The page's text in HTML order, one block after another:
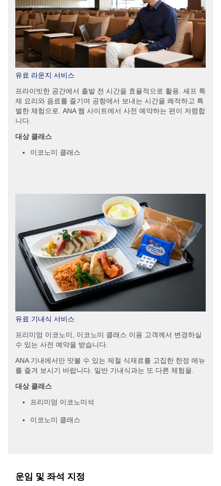
유료 라운지 서비스
프라이빗한 공간에서 출발 전 시간을 효율적으로 활용. 셰프 특
제 요리와 음료를 즐기며 공항에서 보내는 시간을 쾌적하고 특
별한 체험으로. ANA 웹 사이트에서 사전 예약하는 편이 저렴합
니다.
대상 클래스
이코노미 클래스
유료 기내식 서비스
프리미엄 이코노미, 이코노미 클래스 이용 고객께서 변경하실
수 있는 사전 예약을 받습니다.
ANA 기내에서만 맛볼 수 있는 제철 식재료를 고집한 한정 메뉴
를 즐겨 보시기 바랍니다. 일반 기내식과는 또 다른 체험을.
대상 클래스
프리미엄 이코노미석
이코노미 클래스
운임 및 좌석 지정